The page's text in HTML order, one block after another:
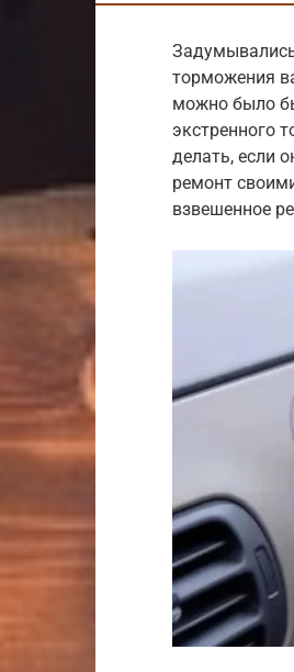
торможения
можно было
экстренного
делать, если
ремонт
взвешенное